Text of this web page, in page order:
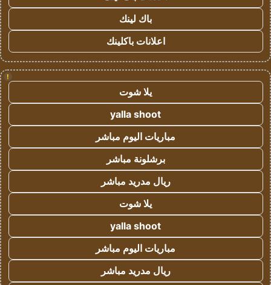
باك لينك
اعلانات باكلينك
!
يلا شوت
yalla shoot
مباريات اليوم مباشر
برشلونة مباشر
ريال مدريد مباشر
يلا شوت
yalla shoot
مباريات اليوم مباشر
ريال مدريد مباشر